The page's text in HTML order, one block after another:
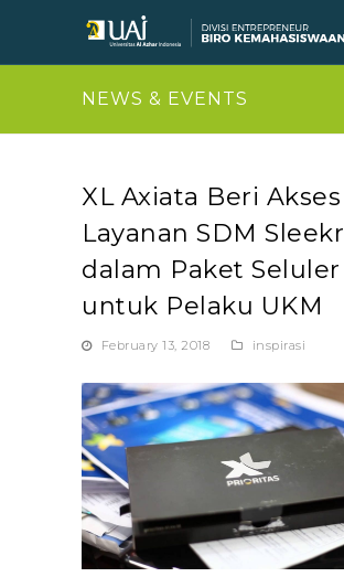
NEWS & EVENTS
XL Axiata Beri Akses
Layanan SDM Sleekr
dalam Paket Seluler
untuk Pelaku UKM
February 13, 2018 inspirasi